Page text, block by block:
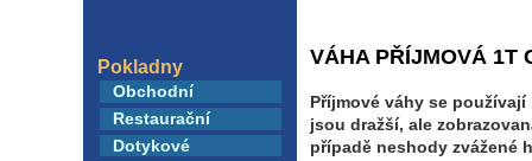
VÁHA PŘÍJMOVÁ 1T
Příjmové váhy se
jsou dražší, ale
případě neshody zvážené
Pokladny
Obchodní
Restaurační
Dotykové